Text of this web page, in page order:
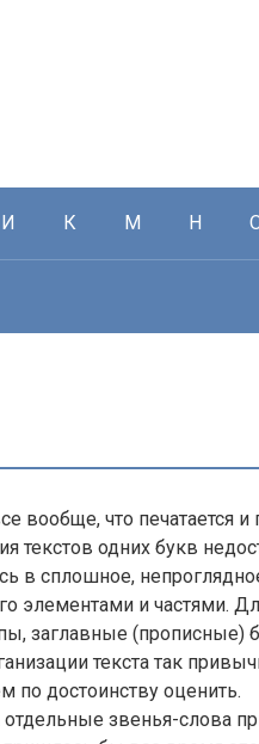
И К М Н
вообще, что печатается и
текстов одних букв
в сплошное,
элементами и частями.
заглавные (прописные)
текста так
по достоинству оценить.
отдельные звенья-слова